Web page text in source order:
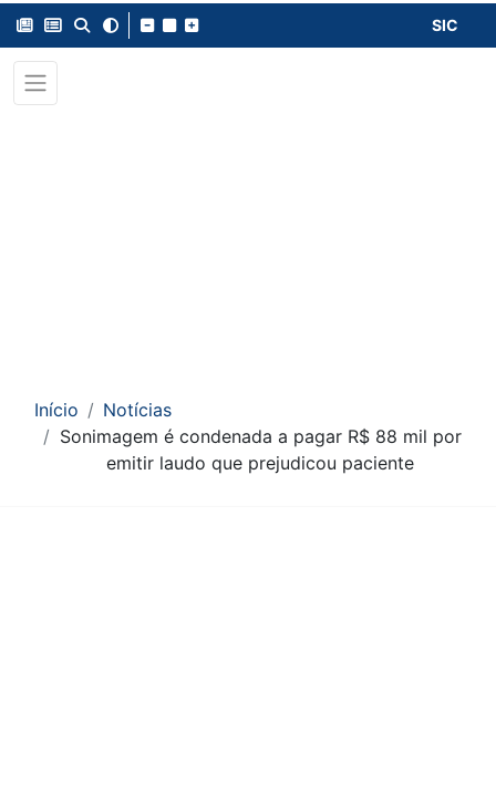
SIC
Início
Notícias
Sonimagem é condenada a pagar R$ 88 mil por
emitir laudo que prejudicou paciente